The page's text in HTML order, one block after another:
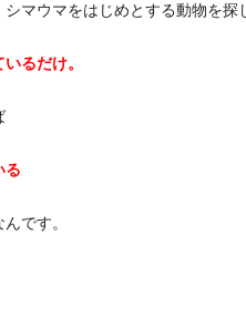
マウマをはじめとする動物を探
るだけ。
る
です。